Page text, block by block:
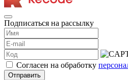
Подписаться на рассылку
Согласен на обработку
Отправить